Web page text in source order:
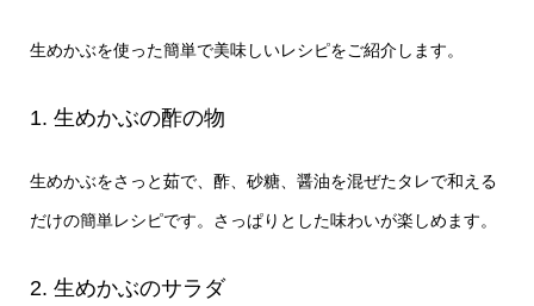
生めかぶを使った簡単で美味しいレシピをご紹介します。
1. 生めかぶの酢の物
生めかぶをさっと茹で、酢、砂糖、醤油を混ぜたタレで和える
だけの簡単レシピです。さっぱりとした味わいが楽しめます。
2. 生めかぶのサラダ